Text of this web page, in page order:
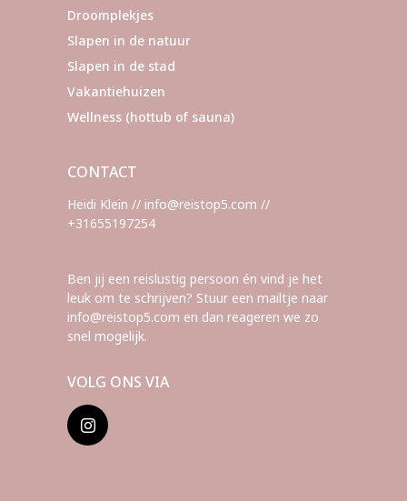
Droomplekjes
Slapen in de natuur
Slapen in de stad
Vakantiehuizen
Wellness (hottub of sauna)
CONTACT
Heidi Klein // info@reistop5.com //
+31655197254
Ben jij een reislustig persoon én vind je het
leuk om te schrijven? Stuur een mailtje naar
info@reistop5.com en dan reageren we zo
snel mogelijk.
VOLG ONS VIA